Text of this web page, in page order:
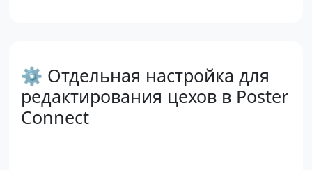
⚙️ Отдельная настройка для
редактирования цехов в Poster
Connect